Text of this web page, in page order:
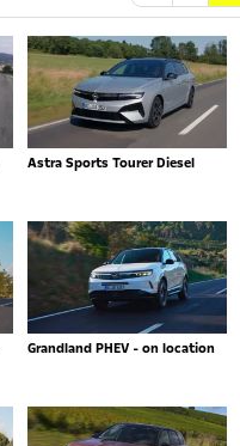
Astra Sports Tourer Diesel
Grandland PHEV - on location